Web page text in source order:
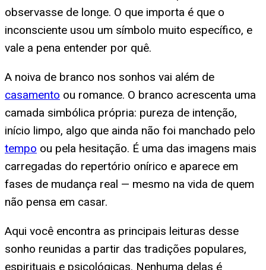
observasse de longe. O que importa é que o
inconsciente usou um símbolo muito específico, e
vale a pena entender por quê.
A noiva de branco nos sonhos vai além de
casamento ou romance. O branco acrescenta uma
camada simbólica própria: pureza de intenção,
início limpo, algo que ainda não foi manchado pelo
tempo ou pela hesitação. É uma das imagens mais
carregadas do repertório onírico e aparece em
fases de mudança real — mesmo na vida de quem
não pensa em casar.
Aqui você encontra as principais leituras desse
sonho reunidas a partir das tradições populares,
espirituais e psicológicas. Nenhuma delas é